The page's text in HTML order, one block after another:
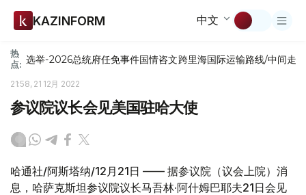
KAZINFORM 中文
热
点: 选举-2026总统府任免事件国情咨文跨里海国际运输路线/中间走廊
21:58, 21 12月 2022
参议院议长会见美国驻哈大使
哈通社/阿斯塔纳/12月21日 —— 据参议院（议会上院）消
息，哈萨克斯坦参议院议长马吾林·阿什姆巴耶夫21日会见